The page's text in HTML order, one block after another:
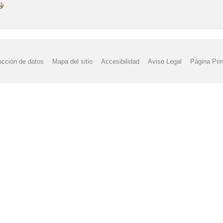
de datos Mapa del sitio Accesibilidad Aviso Legal Página